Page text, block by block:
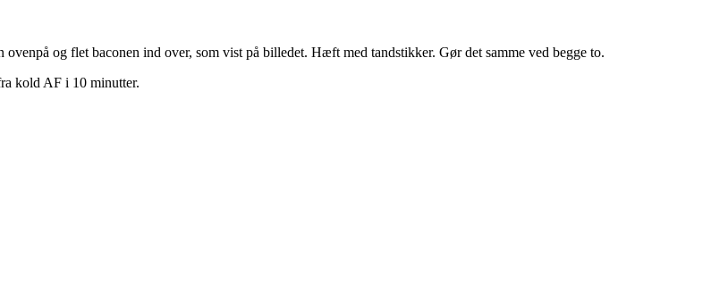
og flet baconen ind over, som vist på billedet. Hæft med tandstikker. Gør det samme ved begge to.
kold AF i 10 minutter.